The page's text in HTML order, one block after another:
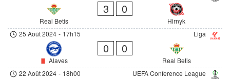
Real Betis
3 0
Hirnyk
Liga
25 Août 2024 - 17h15
Alaves
0 0
Real Betis
UEFA Conference League
22 Août 2024 - 18h00